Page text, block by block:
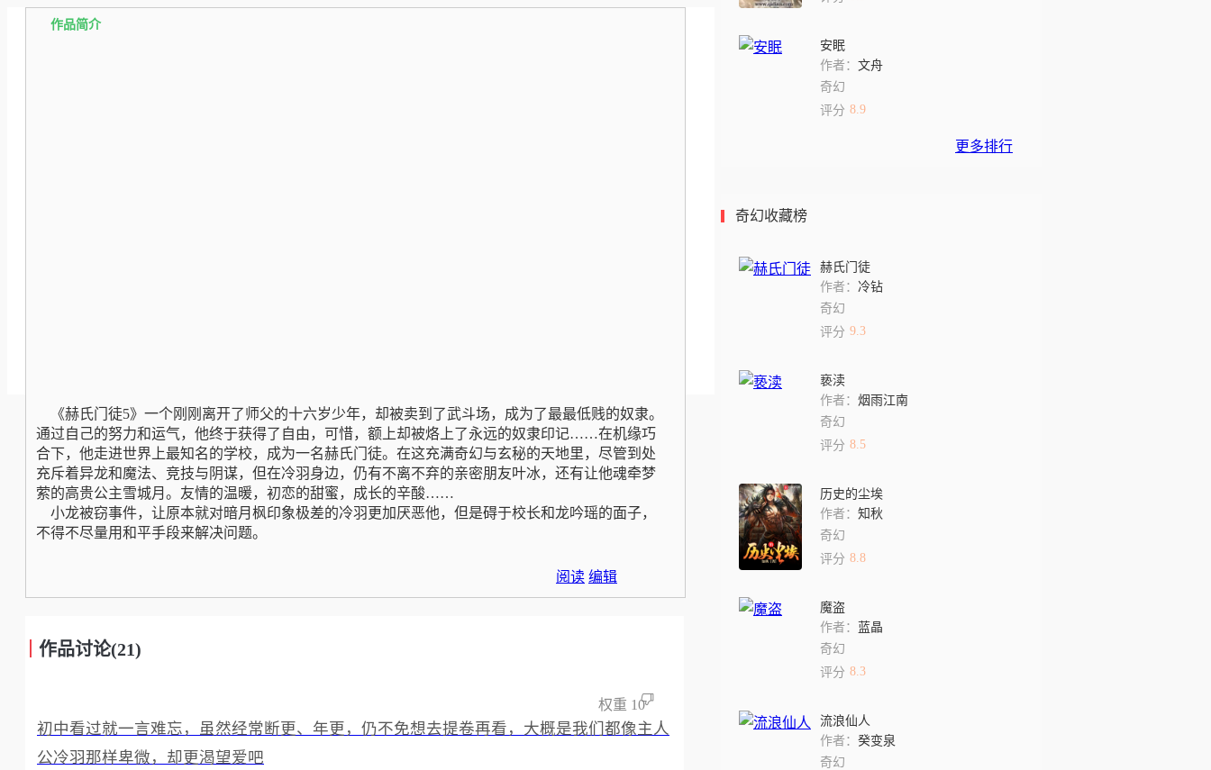
作品简介
《赫氏门徒5》一个刚刚离开了师父的十六岁少年，却被卖到了武斗场，成为了最最低贱的奴隶。
通过自己的努力和运气，他终于获得了自由，可惜，额上却被烙上了永远的奴隶印记……在机缘巧
合下，他走进世界上最知名的学校，成为一名赫氏门徒。在这充满奇幻与玄秘的天地里，尽管到处
充斥着异龙和魔法、竞技与阴谋，但在冷羽身边，仍有不离不弃的亲密朋友叶冰，还有让他魂牵梦
萦的高贵公主雪城月。友情的温暖，初恋的甜蜜，成长的辛酸……
小龙被窃事件，让原本就对暗月枫印象极差的冷羽更加厌恶他，但是碍于校长和龙吟瑶的面子，
不得不尽量用和平手段来解决问题。
阅读 编辑
作品讨论(21)
权重 10
初中看过就一言难忘，虽然经常断更、年更，仍不免想去提卷再看，大概是我们都像主人
公冷羽那样卑微，却更渴望爱吧
安眠
作者： 文舟
奇幻
评分 8.9
更多排行
奇幻收藏榜
赫氏门徒
作者： 冷钻
奇幻
评分 9.3
亵渎
作者： 烟雨江南
奇幻
评分 8.5
历史的尘埃
作者： 知秋
奇幻
评分 8.8
魔盗
作者： 蓝晶
奇幻
评分 8.3
流浪仙人
作者： 癸变泉
奇幻